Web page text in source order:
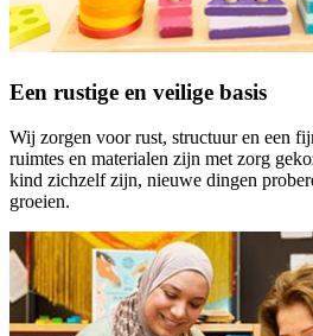
Een rustige en veilige basis
Wij zorgen voor rust, structuur en een
ruimtes en materialen zijn met zorg
kind zichzelf zijn, nieuwe dingen
groeien.